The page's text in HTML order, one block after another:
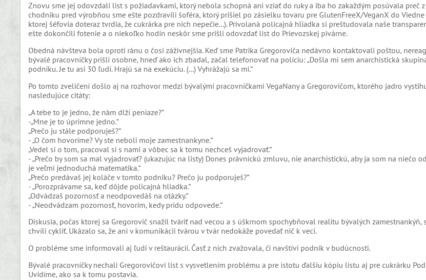
Znovu sme jej odovzdali list s požiadavkami, ktorý nebola schopná ani vziať do ruky a iba ho zakaždým posúvala preč
chodníku pred výrobňou sme ešte pozdravili šoféra, ktorý prišiel po zásielku tovaru pre GlutenFreeX/VeganX do
ktorej šéfovia doteraz tvrdia, že cukrárka pre nich nepečie...). Privolaná policajná hliadka si preštudovala naše
ešte dokončili fotenie a o niekoľko hodín neskôr sme prišli odovzdať list do Prievozskej pivárne.
Obedná návšteva bola oproti ránu o čosi záživnejšia. Keď sme Patrika Gregoroviča nedávno kontaktovali poštou,
bývalé pracovníčky prišli osobne, hneď ako ich zbadal, začal telefonovať na políciu: „Došla mi sem anarchistická
podniku. Je tu asi 30 ľudí. Hrajú sa na exekúciu. (...) Vyhrážajú sa mi.“
Po tomto zveličení došlo aj na rozhovor medzi bývalými pracovníčkami VegaNany a Gregorovičom, ktorého jadro
nasledujúce citáty:
„A tebe to je jedno, že nám dlží peniaze?“
-„Mne je to úprimne jedno.“
„Prečo ju stále podporuješ?“
- „O čom hovoríme? Vy ste neboli moje zamestnankyne.“
„Vedel si o tom, pracoval si s nami a vôbec sa k tomu nechceš vyjadrovať.“
- „Prečo by som sa mal vyjadrovať? (ukazujúc na listy) Dones právnickú zmluvu, nie anarchistickú, aby ja som na niečo
je veľmi jednoduchá matematika.“
„Prečo predávaš jej koláče v tomto podniku? Prečo ju podporuješ?“
- „Porozprávame sa, keď dôjde policajná hliadka.“
„Odvádzaš pozornosť a neodpovedáš na otázky.“
- „Neodvádzam pozornosť, hovorím, kedy prídu odpovede.“
Diskusia, počas ktorej sa Gregorovič snažil tváriť nad vecou a s úškrnom spochybňoval realitu bývalých zamestnankýň,
chvíli cykliť. Ukázalo sa, že ani v komunikácii tvárou v tvár nedokáže povedať nič k veci.
O probléme sme informovali aj ľudí v reštaurácii. Časť z nich zvažovala, či navštívi podnik v budúcnosti.
Bývalé pracovníčky nechali Gregorovičovi list s vysvetlením problému a pre istotu ďalšiu kópiu listu aj pre cukrárku
Uvidíme, ako sa k tomu postavia.